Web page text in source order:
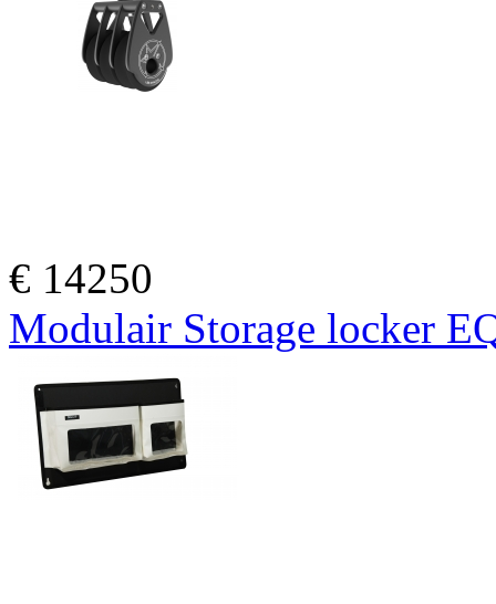
€ 14250
Modulair Storage locker